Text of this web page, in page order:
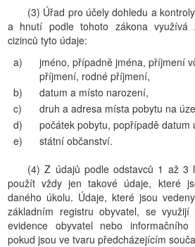
(3) Úřad pro účely dohledu a
a hnutí podle tohoto zákona využívá
cizinců tyto údaje:
a)
jméno, případně jména, příjmení
příjmení, rodné příjmení,
b)
datum a místo narození,
c)
druh a adresa místa pobytu na
d)
počátek pobytu, popřípadě datum
e)
státní občanství.
(4) Z údajů podle odstavců 1 až 3
použít vždy jen takové údaje, které
daného úkolu. Údaje, které jsou
základním registru obyvatel, se
evidence obyvatel nebo
pokud jsou ve tvaru předcházejícím